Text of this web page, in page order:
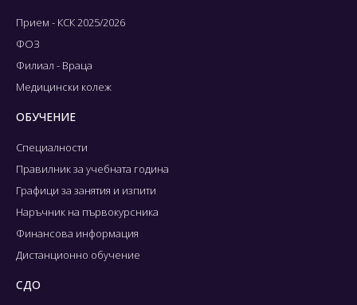
Прием - КСК 2025/2026
ФОЗ
Филиал - Враца
Медицински колеж
ОБУЧЕНИЕ
Специалности
Правилник за учебната година
Графици за занятия и изпити
Наръчник на първокурсника
Финансова информация
Дистанционно обучение
СДО